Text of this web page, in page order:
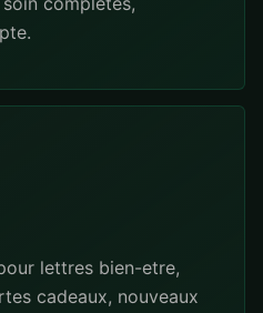
lettres bien-etre,
cadeaux, nouveaux